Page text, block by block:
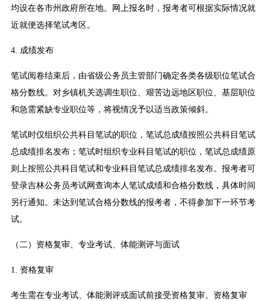
均设在各市州政府所在地。网上报名时，报考者可根据实际情况就
近就便选择笔试考区。
4. 成绩发布
笔试阅卷结束后，由省级公务员主管部门确定各类各级职位笔试合
格分数线。对乡镇机关选调生职位、艰苦边远地区职位、基层职位
和急需紧缺专业职位等，将视情况予以适当政策倾斜。
笔试时仅组织公共科目笔试的职位，笔试总成绩按照公共科目笔试
总成绩排名发布；笔试时组织专业科目笔试的职位，笔试总成绩原
则上按照公共科目笔试和专业科目笔试总成绩排名发布。报考者可
登录吉林公务员考试网查询本人笔试成绩和合格分数线，具体时间
另行通知。未达到笔试合格分数线的报考者，不得参加下一环节考
试。
（二）资格复审、专业考试、体能测评与面试
1. 资格复审
考生需在专业考试、体能测评或面试前接受资格复审。资格复审